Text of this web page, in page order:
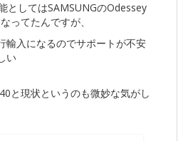
としてはSAMSUNGのOdessey
ってたんですが、
輸入になるのでサポートが不安
い
と現状というのも微妙な気がし